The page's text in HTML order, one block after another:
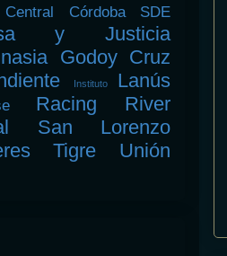
Central Córdoba SDE
y Justicia
Godoy Cruz
Instituto
Lanús
Racing
River
San Lorenzo
Tigre
Unión